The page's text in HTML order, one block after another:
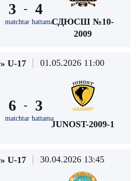
3 -
matchtar hattama
4
СДЮСШ №10-
2009
U-17 01.05.2026 11:00
6 -
matchtar hattama
3
JUNOST-2009-1
U-17 30.04.2026 13:45